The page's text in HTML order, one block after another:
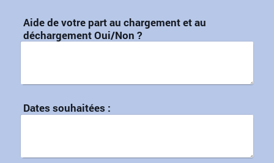
Aide de votre part au chargement et au
déchargement Oui/Non ?
Dates souhaitées :